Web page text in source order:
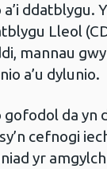
ddatblygu.
Lleol
mannau
a’u dylunio.
gofodol da yn
cefnogi
yr